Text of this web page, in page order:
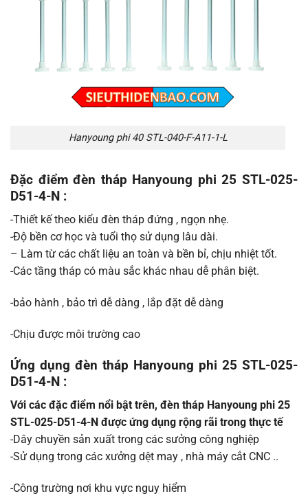
Hanyoung phi 40 STL-040-F-A11-1-L
Đặc điểm đèn tháp Hanyoung phi 25 STL-025-
D51-4-N :
-Thiết kế theo kiểu đèn tháp đứng , ngọn nhẹ.
-Độ bền cơ học và tuổi thọ sử dụng lâu dài.
– Làm từ các chất liệu an toàn và bền bỉ, chịu nhiệt tốt.
-Các tầng tháp có màu sắc khác nhau dễ phân biệt.
-bảo hành , bảo trì dễ dàng , lắp đặt dễ dàng
-Chịu được môi trường cao
Ứng dụng đèn tháp Hanyoung phi 25 STL-025-
D51-4-N :
Với các đặc điểm nổi bật trên, đèn tháp Hanyoung phi 25
STL-025-D51-4-N được ứng dụng rộng rãi trong thực tế
-Dây chuyền sản xuất trong các sưởng công nghiệp
-Sử dụng trong các xưởng dệt may , nhà máy cắt CNC ..
-Công trường nơi khu vực nguy hiểm